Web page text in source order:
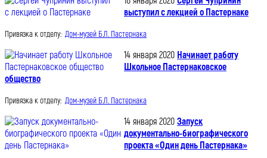
выступил с лекцией о Пастернаке
Привязка к отделу: Дом-музей Б.Л. Пастернака
14 января 2020 Начинает работу
Школьное Пастернаковское
общество
Привязка к отделу: Дом-музей Б.Л. Пастернака
14 января 2020 Запуск
документально-биографического
проекта «Один день Пастернака»